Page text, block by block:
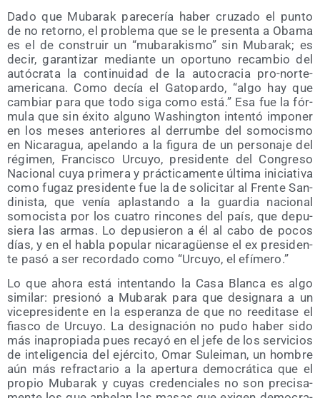
Dado que Muba­rak pare­ce­ría haber cru­za­do el pun­to
de no retorno, el pro­ble­ma que se le pre­sen­ta a Oba­ma
es el de cons­truir un “muba­ra­kis­mo” sin Muba­rak; es
decir, garan­ti­zar median­te un opor­tuno recam­bio del
autó­cra­ta la con­ti­nui­dad de la auto­cra­cia pro-nor­te­
ame­ri­ca­na. Como decía el Gato­par­do, “algo hay que
cam­biar para que todo siga como está.” Esa fue la fór­
mu­la que sin éxi­to alguno Washing­ton inten­tó impo­ner
en los meses ante­rio­res al derrum­be del somo­cis­mo
en Nica­ra­gua, ape­lan­do a la figu­ra de un per­so­na­je del
régi­men, Fran­cis­co Urcu­yo, pre­si­den­te del Con­gre­so
Nacio­nal cuya pri­me­ra y prác­ti­ca­men­te últi­ma ini­cia­ti­va
como fugaz pre­si­den­te fue la de soli­ci­tar al Fren­te San­
di­nis­ta, que venía aplas­tan­do a la guar­dia nacio­nal
somo­cis­ta por los cua­tro rin­co­nes del país, que depu­
sie­ra las armas. Lo depu­sie­ron a él al cabo de pocos
días, y en el habla popu­lar nica­ra­güen­se el ex pre­si­den­
te pasó a ser recor­da­do como “Urcu­yo, el efímero.”
Lo que aho­ra está inten­tan­do la Casa Blan­ca es algo
simi­lar: pre­sio­nó a Muba­rak para que desig­na­ra a un
vice­pre­si­den­te en la espe­ran­za de que no reedi­ta­se el
fias­co de Urcu­yo. La desig­na­ción no pudo haber sido
más inapro­pia­da pues reca­yó en el jefe de los ser­vi­cios
de inte­li­gen­cia del ejér­ci­to, Omar Sulei­man, un hom­bre
aún más refrac­ta­rio a la aper­tu­ra demo­crá­ti­ca que el
pro­pio Muba­rak y cuyas cre­den­cia­les no son pre­ci­sa­